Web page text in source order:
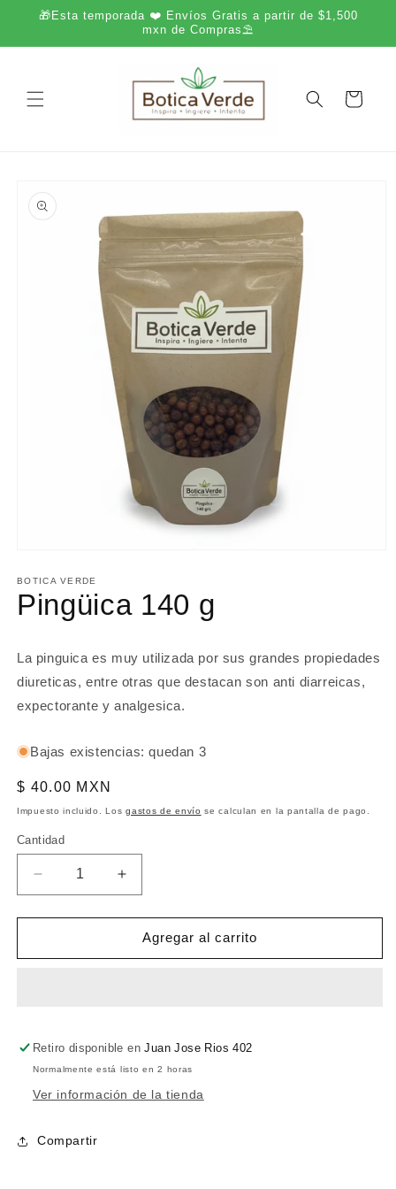
directamente
🎁Esta temporada ❤️ Envíos Gratis a partir de $1,500
mxn de Compras⛱️
Carrito
a la
información
multimedia
1
en
BOTICA VERDE
Pingüica 140 g
La pinguica es muy utilizada por sus grandes propiedades
diureticas, entre otras que destacan son anti diarreicas,
expectorante y analgesica.
Bajas existencias: quedan 3
Precio
habitual
$ 40.00 MXN
Impuesto incluido. Losgastos de envío se calculan en la pantalla de pago.
Cantidad
Reducir
cantidad
para
140
Aumentar
cantidad
para
Pingüica
140
Agregar al carrito
Retiro disponible enJuan Jose Rios 402
Normalmente está listo en 2 horas
Ver información de la tienda
Compartir